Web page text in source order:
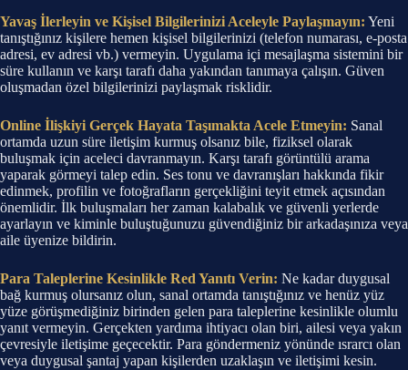
Yavaş İlerleyin ve Kişisel Bilgilerinizi Aceleyle Paylaşmayın: Yeni
tanıştığınız kişilere hemen kişisel bilgilerinizi (telefon numarası, e-posta
adresi, ev adresi vb.) vermeyin. Uygulama içi mesajlaşma sistemini bir
süre kullanın ve karşı tarafı daha yakından tanımaya çalışın. Güven
oluşmadan özel bilgilerinizi paylaşmak risklidir.
Online İlişkiyi Gerçek Hayata Taşımakta Acele Etmeyin: Sanal
ortamda uzun süre iletişim kurmuş olsanız bile, fiziksel olarak
buluşmak için aceleci davranmayın. Karşı tarafı görüntülü arama
yaparak görmeyi talep edin. Ses tonu ve davranışları hakkında fikir
edinmek, profilin ve fotoğrafların gerçekliğini teyit etmek açısından
önemlidir. İlk buluşmaları her zaman kalabalık ve güvenli yerlerde
ayarlayın ve kiminle buluştuğunuzu güvendiğiniz bir arkadaşınıza veya
aile üyenize bildirin.
Para Taleplerine Kesinlikle Red Yanıtı Verin: Ne kadar duygusal
bağ kurmuş olursanız olun, sanal ortamda tanıştığınız ve henüz yüz
yüze görüşmediğiniz birinden gelen para taleplerine kesinlikle olumlu
yanıt vermeyin. Gerçekten yardıma ihtiyacı olan biri, ailesi veya yakın
çevresiyle iletişime geçecektir. Para göndermeniz yönünde ısrarcı olan
veya duygusal şantaj yapan kişilerden uzaklaşın ve iletişimi kesin.